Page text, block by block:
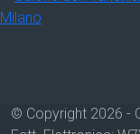
© Copyright 2026 -